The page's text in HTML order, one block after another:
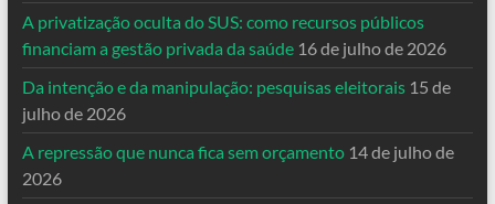
A privatização oculta do SUS: como recursos públicos
financiam a gestão privada da saúde 16 de julho de 2026
Da intenção e da manipulação: pesquisas eleitorais 15 de
julho de 2026
A repressão que nunca fica sem orçamento 14 de julho de
2026